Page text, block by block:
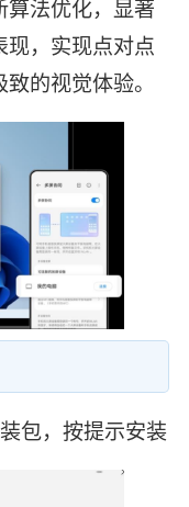
算法优化，显著
现，实现点对点
的视觉体验。
包，按提示安装